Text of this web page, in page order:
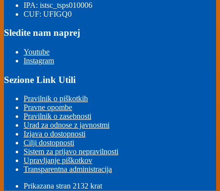
IPA: istsc_tsps010006
CUF: UFIGQ0
Sledite nam naprej
Youtube
Instagram
Sezione Link Utili
Pravilnik o piškotkih
Pravne opombe
Pravilnik o zasebnosti
Urad za odnose z javnostmi
Izjava o dostopnosti
Cilji dostopnosti
Sistem za prijavo nepravilnosti
Upravljanje piškotkov
Transparentna administracija
Prikazana stran 2132 krat